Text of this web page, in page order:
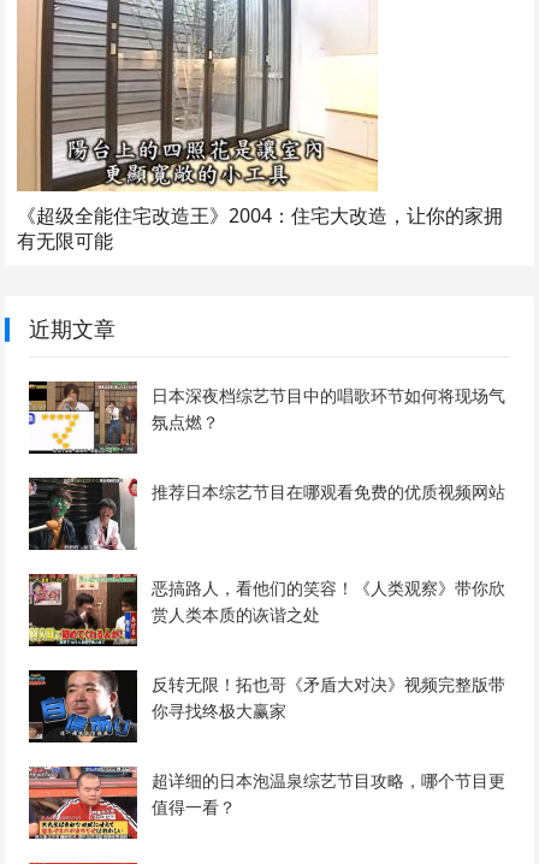
《超级全能住宅改造王》2004：住宅大改造，让你的家拥
有无限可能
近期文章
日本深夜档综艺节目中的唱歌环节如何将现场气
氛点燃？
推荐日本综艺节目在哪观看免费的优质视频网站
恶搞路人，看他们的笑容！《人类观察》带你欣
赏人类本质的诙谐之处
反转无限！拓也哥《矛盾大对决》视频完整版带
你寻找终极大赢家
超详细的日本泡温泉综艺节目攻略，哪个节目更
值得一看？